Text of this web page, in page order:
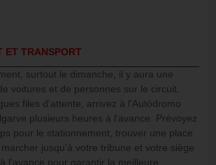
ET TRANSPORT
surtout le dimanche, il y aura une
voitures et de personnes sur le circuit.
files d'attente, arrivez à l'Autódromo
plusieurs heures à l'avance. Prévoyez
pour le stationnement, trouver une place
jusqu'à votre tribune et votre siège
l'avance pour garantir la meilleure